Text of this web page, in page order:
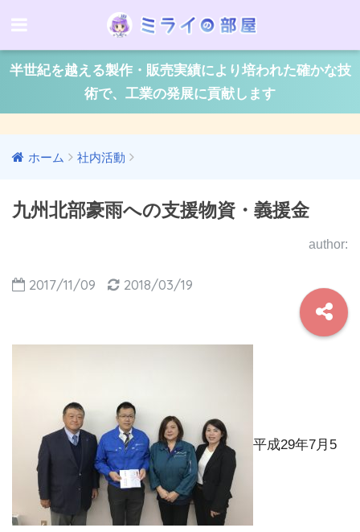
半世紀を越える製作・販売実績により培われた確かな技
術で、工業の発展に貢献します
ホーム 社内活動
九州北部豪雨への支援物資・義援金
author:
2017/11/09 2018/03/19
平成29年7月5